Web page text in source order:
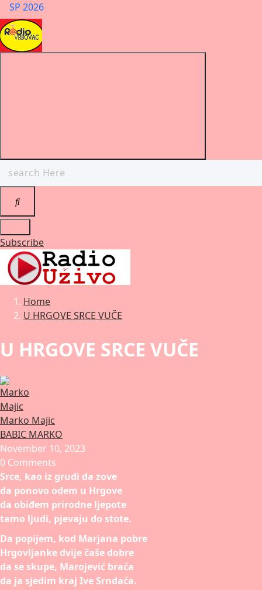
SP 2026
for:
Subscribe
Home
U HRGOVE SRCE VUČE
U HRGOVE SRCE VUČE
Marko Majic
BABIC MARKO
November 10, 2023
0 Comments
Srce, kao iz grudi da zove
da ponovo odem u Hrgove
da obiđem prirodne ljepote
tamo ljudi, pjevaju do stote.
Da popijem, kod Marjana pobre
Hrgovljanke dvije čaše dobre
da se skupe, Marojević braća
da ja sjedim kraj Ive Srndaća.